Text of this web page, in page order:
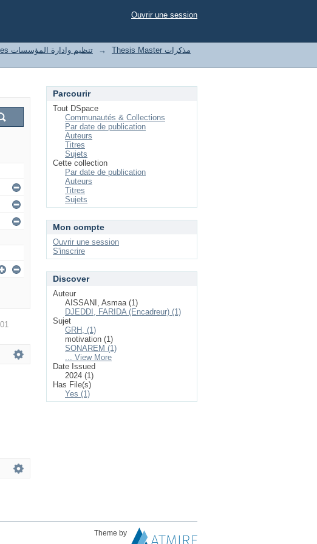
Ouvrir une session
Organization and management of enterprises تنظيم وادارة المؤسسات →
Thesis Master مذكرات
Parcourir
Tout DSpace
Communautés & Collections
Par date de publication
Auteurs
Titres
Sujets
Cette collection
Par date de publication
Auteurs
Titres
Sujets
Mon compte
Ouvrir une session
S'inscrire
Discover
Auteur
AISSANI, Asmaa (1)
DJEDDI, FARIDA (Encadreur) (1)
Sujet
GRH, (1)
motivation (1)
SONAREM (1)
... View More
Date Issued
2024 (1)
Has File(s)
Yes (1)
Theme by